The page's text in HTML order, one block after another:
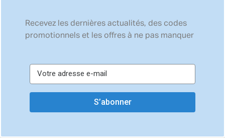
Recevez les dernières actualités, des codes
promotionnels et les offres à ne pas manquer
S’abonner